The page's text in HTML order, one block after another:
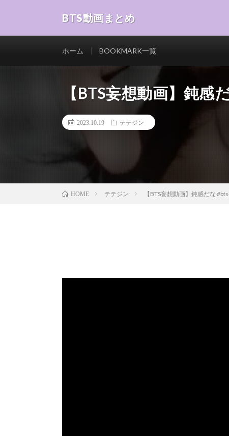
BTS動画まとめ
ホーム BOOKMARK一覧
【BTS妄想動画】鈍感
2023.10.19 テテジン
HOME テテジン 【BTS妄想動画】鈍感だな